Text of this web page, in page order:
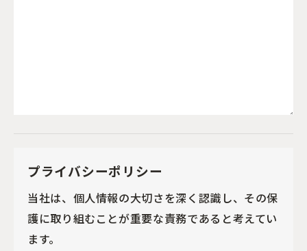
プライバシーポリシー
当社は、個人情報の大切さを深く認識し、その保
護に取り組むことが重要な責務であると考えてい
ます。